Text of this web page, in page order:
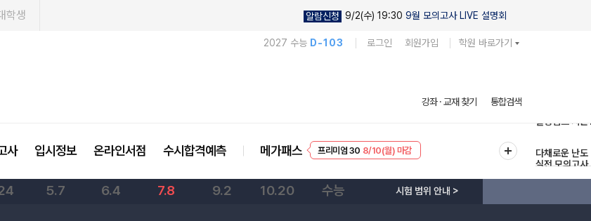
학생 알람신청 9/2(수) 19:30 9월 모의고사 LIVE 설명회
2027 수능 D-103 로그인 회원가입 학원 바로가기
강좌 · 교재 찾기 통합검색
사 입시정보 온라인서점 수시합격예측 메가패스
EVENT 8/10(월) 마감
실전 모의고사
5.7 6.4 7.8 9.2 10.20 수능 시험 범위 안내 >